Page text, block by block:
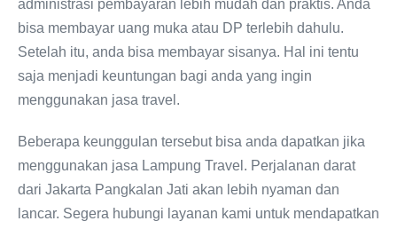
administrasi pembayaran lebih mudah dan praktis. Anda
bisa membayar uang muka atau DP terlebih dahulu.
Setelah itu, anda bisa membayar sisanya. Hal ini tentu
saja menjadi keuntungan bagi anda yang ingin
menggunakan jasa travel.
Beberapa keunggulan tersebut bisa anda dapatkan jika
menggunakan jasa Lampung Travel. Perjalanan darat
dari Jakarta Pangkalan Jati akan lebih nyaman dan
lancar. Segera hubungi layanan kami untuk mendapatkan